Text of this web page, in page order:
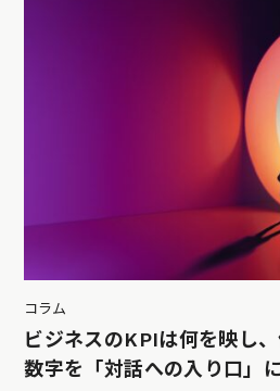
コラム
ビジネスのKPIは何を映し、
数字を「対話への入り口」